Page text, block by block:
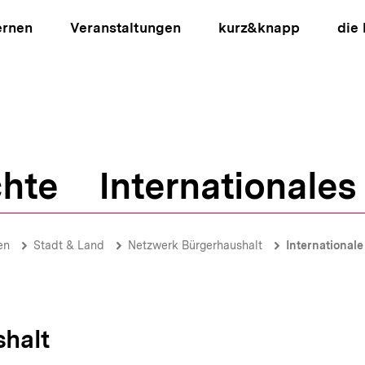
Veranstaltungen kurz&knapp die
Internationales
Stadt & Land Netzwerk Bürgerhaushalt